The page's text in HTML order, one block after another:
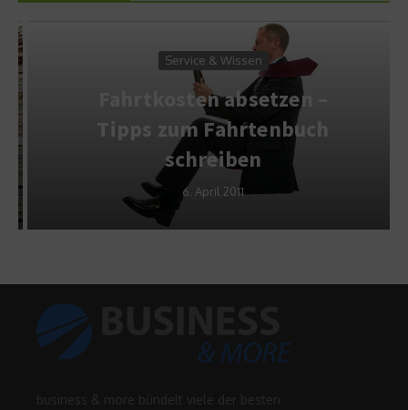
Service & Wissen
Fahrtkosten absetzen –
Tipps zum Fahrtenbuch
schreiben
6. April 2011
business & more bündelt viele der besten